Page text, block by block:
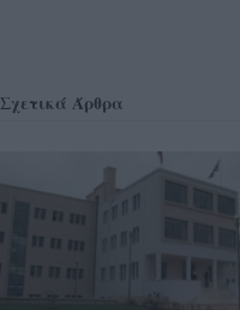
Σχετικά Άρθρα